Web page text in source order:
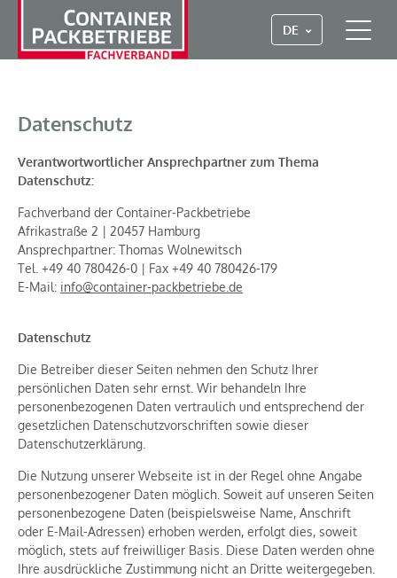
DE
Datenschutz
Verantwortwortlicher Ansprechpartner zum Thema
Datenschutz:
Fachverband der Container-Packbetriebe
Afrikastraße 2 | 20457 Hamburg
Ansprechpartner: Thomas Wolnewitsch
Tel. +49 40 780426-0 | Fax +49 40 780426-179
E-Mail: info@container-packbetriebe.de
Datenschutz
Die Betreiber dieser Seiten nehmen den Schutz Ihrer
persönlichen Daten sehr ernst. Wir behandeln Ihre
personenbezogenen Daten vertraulich und entsprechend der
gesetzlichen Datenschutzvorschriften sowie dieser
Datenschutzerklärung.
Die Nutzung unserer Webseite ist in der Regel ohne Angabe
personenbezogener Daten möglich. Soweit auf unseren Seiten
personenbezogene Daten (beispielsweise Name, Anschrift
oder E-Mail-Adressen) erhoben werden, erfolgt dies, soweit
möglich, stets auf freiwilliger Basis. Diese Daten werden ohne
Ihre ausdrückliche Zustimmung nicht an Dritte weitergegeben.